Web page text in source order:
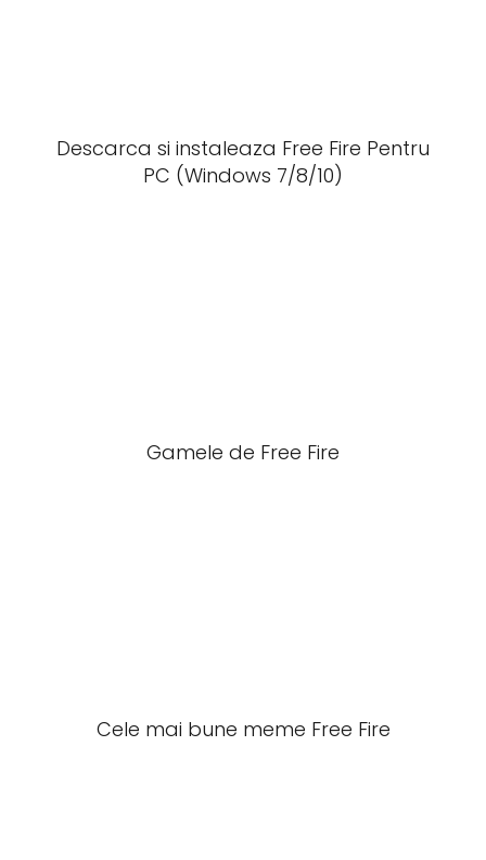
Descarca si instaleaza Free Fire Pentru
PC (Windows 7/8/10)
Gamele de Free Fire
Cele mai bune meme Free Fire